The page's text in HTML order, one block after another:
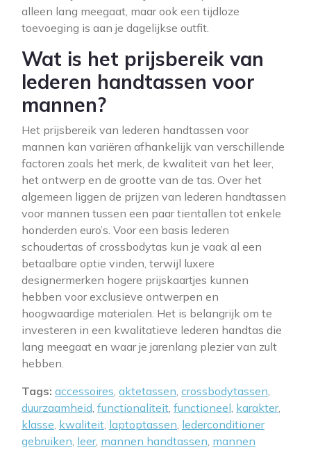
alleen lang meegaat, maar ook een tijdloze
toevoeging is aan je dagelijkse outfit.
Wat is het prijsbereik van
lederen handtassen voor
mannen?
Het prijsbereik van lederen handtassen voor
mannen kan variëren afhankelijk van verschillende
factoren zoals het merk, de kwaliteit van het leer,
het ontwerp en de grootte van de tas. Over het
algemeen liggen de prijzen van lederen handtassen
voor mannen tussen een paar tientallen tot enkele
honderden euro’s. Voor een basis lederen
schoudertas of crossbodytas kun je vaak al een
betaalbare optie vinden, terwijl luxere
designermerken hogere prijskaartjes kunnen
hebben voor exclusieve ontwerpen en
hoogwaardige materialen. Het is belangrijk om te
investeren in een kwalitatieve lederen handtas die
lang meegaat en waar je jarenlang plezier van zult
hebben.
Tags: accessoires, aktetassen, crossbodytassen,
duurzaamheid, functionaliteit, functioneel, karakter,
klasse, kwaliteit, laptoptassen, lederconditioner
gebruiken, leer, mannen handtassen, mannen